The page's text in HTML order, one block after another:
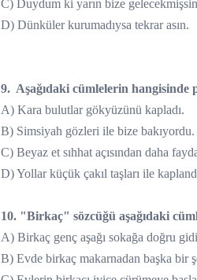
C) Duydum ki yarın bize
D) Dünküler kurumadıysa tekrar asın.
9. Aşağıdaki cümlelerin hangisinde
A) Kara bulutlar gökyüzünü kapladı.
B) Simsiyah gözleri ile bize bakıyordu.
C) Beyaz et sıhhat açısından daha
D) Yollar küçük çakıl taşları ile
10. "Birkaç" sözcüğü aşağıdaki
A) Birkaç genç aşağı sokağa doğru
B) Evde birkaç makarnadan başka bir